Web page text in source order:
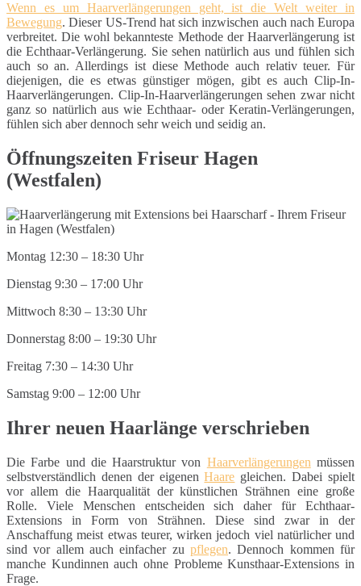
Wenn es um Haarverlängerungen geht, ist die Welt weiter in
Bewegung. Dieser US-Trend hat sich inzwischen auch nach Europa
verbreitet. Die wohl bekannteste Methode der Haarverlängerung ist
die Echthaar-Verlängerung. Sie sehen natürlich aus und fühlen sich
auch so an. Allerdings ist diese Methode auch relativ teuer. Für
diejenigen, die es etwas günstiger mögen, gibt es auch Clip-In-
Haarverlängerungen. Clip-In-Haarverlängerungen sehen zwar nicht
ganz so natürlich aus wie Echthaar- oder Keratin-Verlängerungen,
fühlen sich aber dennoch sehr weich und seidig an.
Öffnungszeiten Friseur Hagen
(Westfalen)
Montag 12:30 – 18:30 Uhr
Dienstag 9:30 – 17:00 Uhr
Mittwoch 8:30 – 13:30 Uhr
Donnerstag 8:00 – 19:30 Uhr
Freitag 7:30 – 14:30 Uhr
Samstag 9:00 – 12:00 Uhr
Ihrer neuen Haarlänge verschrieben
Die Farbe und die Haarstruktur von Haarverlängerungen müssen
selbstverständlich denen der eigenenHaare gleichen. Dabei spielt
vor allem die Haarqualität der künstlichen Strähnen eine große
Rolle. Viele Menschen entscheiden sich daher für Echthaar-
Extensions in Form von Strähnen. Diese sind zwar in der
Anschaffung meist etwas teurer, wirken jedoch viel natürlicher und
sind vor allem auch einfacher zu pflegen. Dennoch kommen für
manche Kundinnen auch ohne Probleme Kunsthaar-Extensions in
Frage.